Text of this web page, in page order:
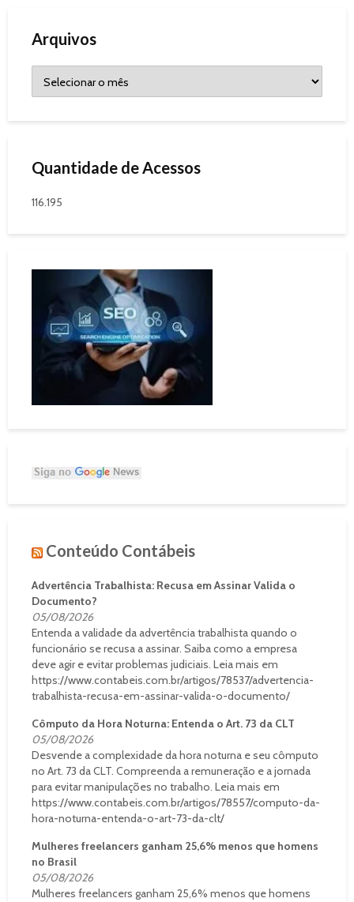
Arquivos
Quantidade de Acessos
116.195
Conteúdo Contábeis
Advertência Trabalhista: Recusa em Assinar Valida o
Documento?
05/08/2026
Entenda a validade da advertência trabalhista quando o
funcionário se recusa a assinar. Saiba como a empresa
deve agir e evitar problemas judiciais. Leia mais em
https://www.contabeis.com.br/artigos/78537/advertencia-
trabalhista-recusa-em-assinar-valida-o-documento/
Cômputo da Hora Noturna: Entenda o Art. 73 da CLT
05/08/2026
Desvende a complexidade da hora noturna e seu cômputo
no Art. 73 da CLT. Compreenda a remuneração e a jornada
para evitar manipulações no trabalho. Leia mais em
https://www.contabeis.com.br/artigos/78557/computo-da-
hora-noturna-entenda-o-art-73-da-clt/
Mulheres freelancers ganham 25,6% menos que homens
no Brasil
05/08/2026
Mulheres freelancers ganham 25,6% menos que homens